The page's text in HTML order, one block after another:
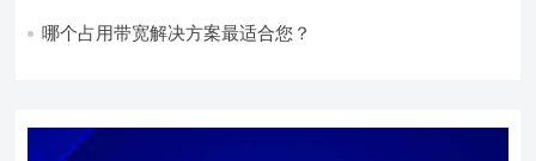
哪个占用带宽解决方案最适合您？